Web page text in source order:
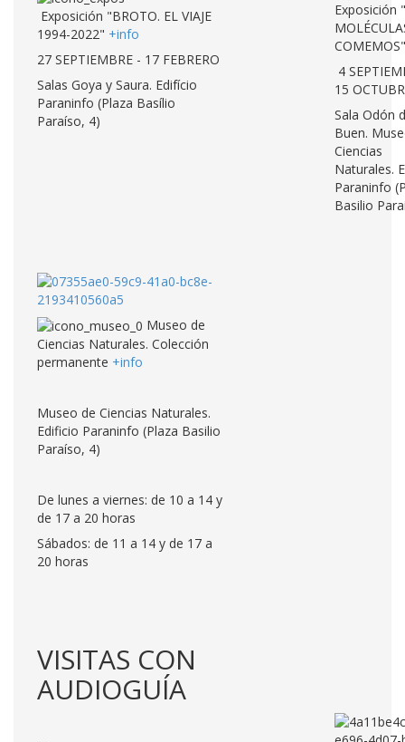
Exposición "BROTO. EL VIAJE
1994-2022" +info
27 SEPTIEMBRE - 17 FEBRERO
Salas Goya y Saura. Edifício
Paraninfo (Plaza Basílio
Paraíso, 4)
Exposición
4
15
Sala Odón
Buen.
Ciencias
Naturales.
Paraninfo
Basilio
Museo de
Ciencias Naturales. Colección
permanente +info
Museo de Ciencias Naturales.
Edificio Paraninfo (Plaza Basilio
Paraíso, 4)
De lunes a viernes: de 10 a 14 y
de 17 a 20 horas
Sábados: de 11 a 14 y de 17 a
20 horas
VISITAS CON
AUDIOGUÍA